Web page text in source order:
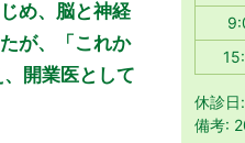
め、脳と神経
が、「これか
開業医として
休診日
備考: